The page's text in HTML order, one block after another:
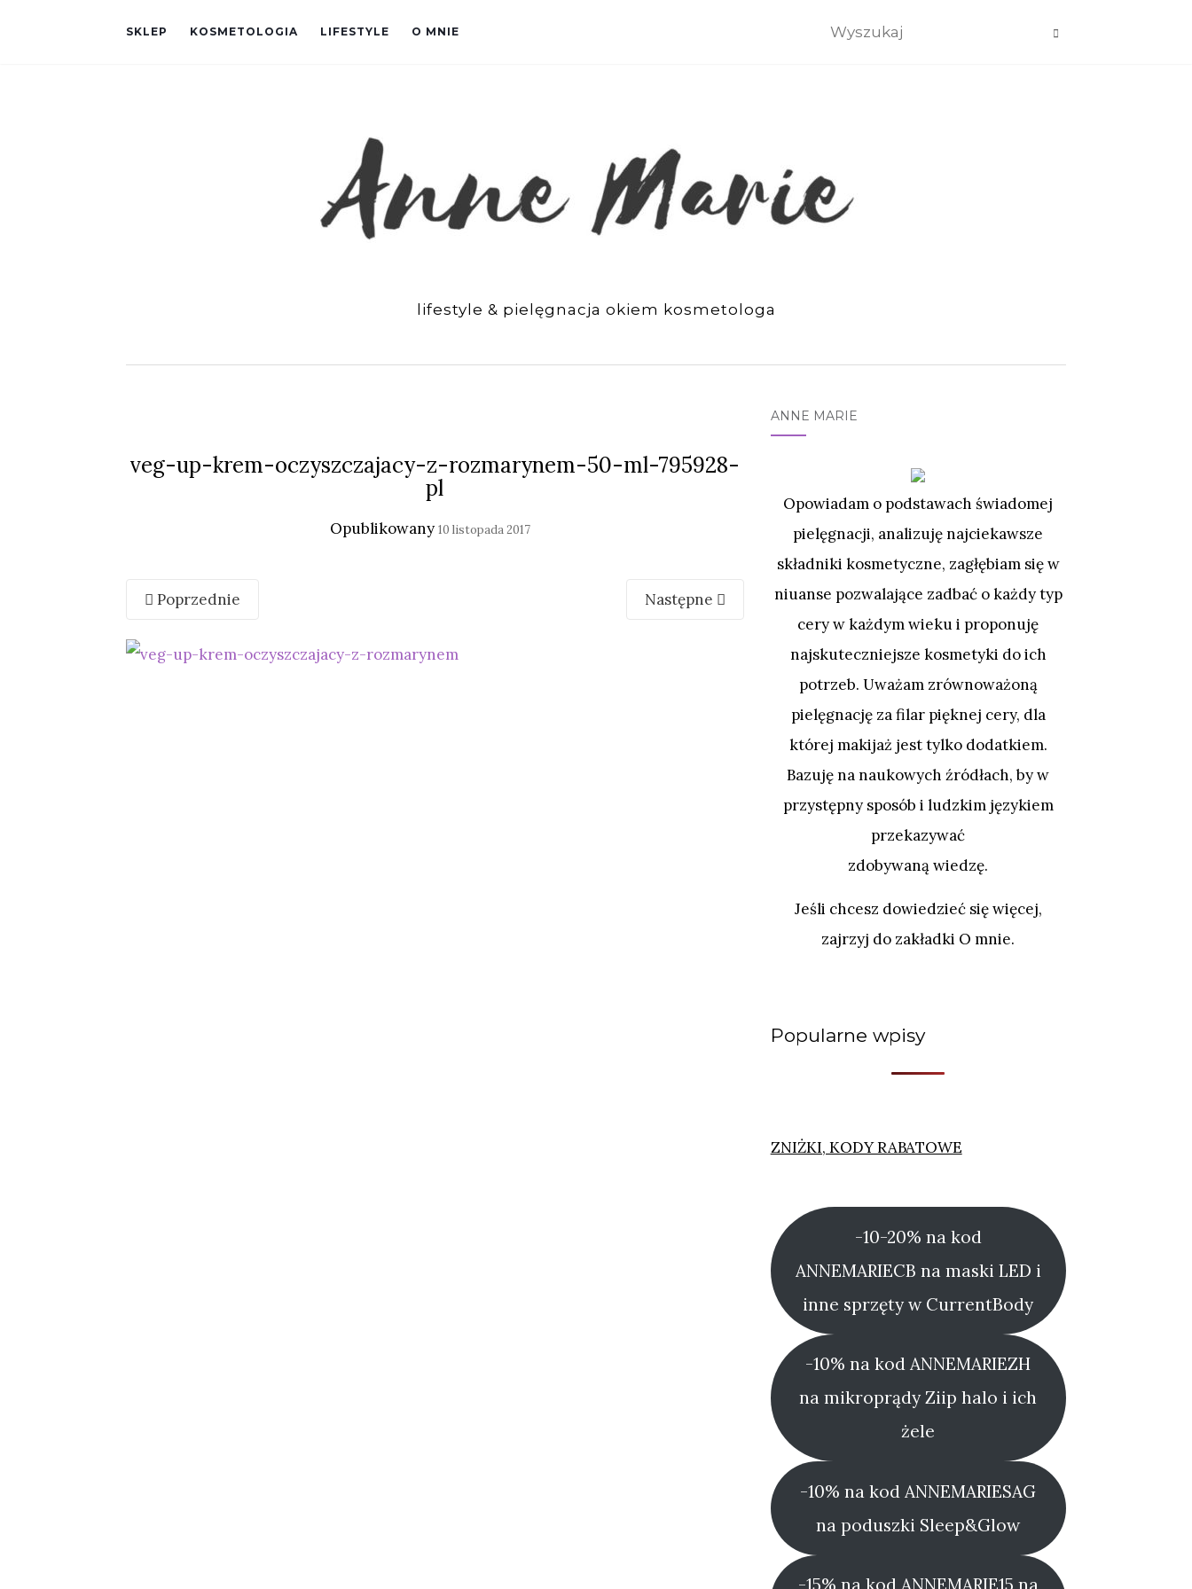
SKLEP KOSMETOLOGIA LIFESTYLE O MNIE
lifestyle & pielęgnacja okiem kosmetologa
veg-up-krem-oczyszczajacy-z-rozmarynem-50-ml-795928-
pl
Opublikowany10 listopada 2017
Poprzednie Następne
ANNE MARIE
Opowiadam o podstawach świadomej
pielęgnacji, analizuję najciekawsze
składniki kosmetyczne, zagłębiam się w
niuanse pozwalające zadbać o każdy typ
cery w każdym wieku i proponuję
najskuteczniejsze kosmetyki do ich
potrzeb. Uważam zrównoważoną
pielęgnację za filar pięknej cery, dla
której makijaż jest tylko dodatkiem.
Bazuję na naukowych źródłach, by w
przystępny sposób i ludzkim językiem
przekazywać
zdobywaną wiedzę.
Jeśli chcesz dowiedzieć się więcej,
zajrzyj do zakładki O mnie.
Popularne wpisy
ZNIŻKI, KODY RABATOWE
-10-20% na kod
ANNEMARIECB na maski LED i
inne sprzęty w CurrentBody
-10% na kod ANNEMARIEZH
na mikroprądy Ziip halo i ich
żele
-10% na kod ANNEMARIESAG
na poduszki Sleep&Glow